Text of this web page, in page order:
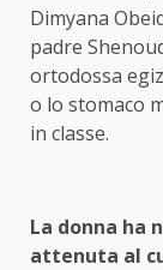
Dimyana
padre
ortodossa
o lo stomaco
in classe.
La donna ha
attenuta al